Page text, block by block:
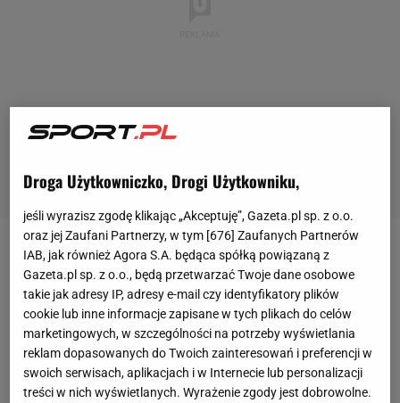
Rafał Wolskiwłaśnie stał się wolnym zawodnikiem
po tym, jak z winy klubu rozwiązał swoją umowę z
Lechią Gdańsk, która wydała w tej sprawie
komunikat. -LechiaGdańsk S.A. potwierdza fakt, iż
kontrakt o profesjonalne uprawianiepiłki nożnej
pomiędzy Klubem a Zawodnikiem uległ rozwiązaniu
Droga Użytkowniczko, Drogi Użytkowniku,
jeśli wyrazisz zgodę klikając „Akceptuję”, Gazeta.pl sp. z o.o.
oraz jej Zaufani Partnerzy, w tym [676] Zaufanych Partnerów
IAB, jak również Agora S.A. będąca spółką powiązaną z
Gazeta.pl sp. z o.o., będą przetwarzać Twoje dane osobowe
takie jak adresy IP, adresy e-mail czy identyfikatory plików
cookie lub inne informacje zapisane w tych plikach do celów
marketingowych, w szczególności na potrzeby wyświetlania
reklam dopasowanych do Twoich zainteresowań i preferencji w
swoich serwisach, aplikacjach i w Internecie lub personalizacji
treści w nich wyświetlanych. Wyrażenie zgody jest dobrowolne.